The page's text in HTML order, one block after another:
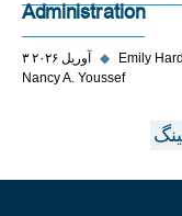
Administration
۳ آوریل ۲۰۲۶ ◆ Emily
Nancy A. Youssef